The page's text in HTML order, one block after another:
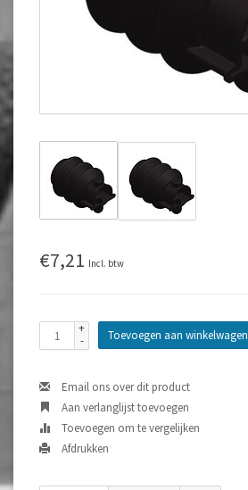
€7,21 Incl. btw
+
-
Toevoegen aan winkelwagen
Email ons over dit product
Aan verlanglijst toevoegen
Toevoegen om te vergelijken
Afdrukken